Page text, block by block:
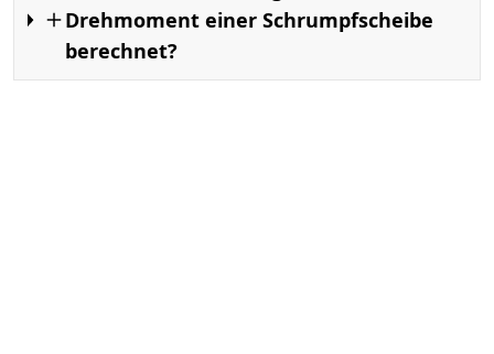
Drehmoment einer Schrumpfscheibe
berechnet?